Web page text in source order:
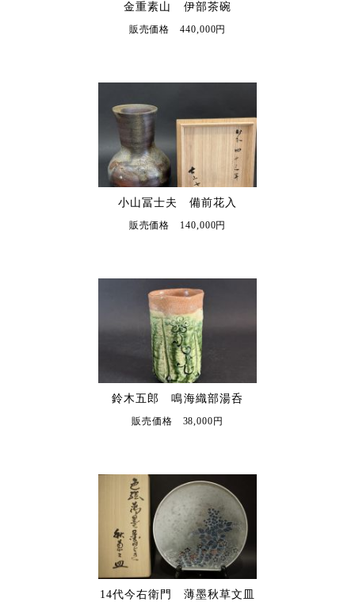
金重素山 伊部茶碗
販売価格 440,000円
小山冨士夫 備前花入
販売価格 140,000円
鈴木五郎 鳴海織部湯呑
販売価格 38,000円
14代今右衛門 薄墨秋草文皿